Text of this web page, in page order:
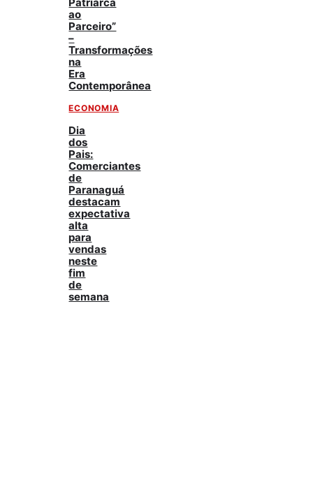
ao
Parceiro”
–
Transformações
na
Era
Contemporânea
ECONOMIA
Dia
dos
Pais:
Comerciantes
de
Paranaguá
destacam
expectativa
alta
para
vendas
neste
fim
de
semana